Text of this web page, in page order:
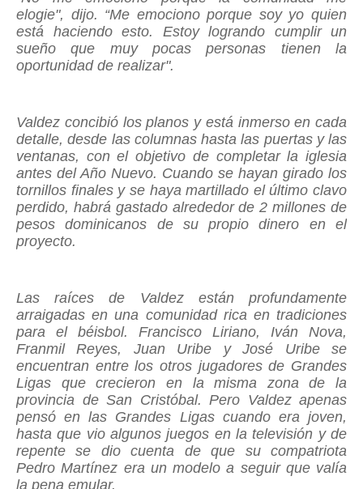
elogie", dijo. “Me emociono porque soy yo quien
está haciendo esto. Estoy logrando cumplir un
sueño que muy pocas personas tienen la
oportunidad de realizar".
Valdez concibió los planos y está inmerso en cada
detalle, desde las columnas hasta las puertas y las
ventanas, con el objetivo de completar la iglesia
antes del Año Nuevo. Cuando se hayan girado los
tornillos finales y se haya martillado el último clavo
perdido, habrá gastado alrededor de 2 millones de
pesos dominicanos de su propio dinero en el
proyecto.
Las raíces de Valdez están profundamente
arraigadas en una comunidad rica en tradiciones
para el béisbol. Francisco Liriano, Iván Nova,
Franmil Reyes, Juan Uribe y José Uribe se
encuentran entre los otros jugadores de Grandes
Ligas que crecieron en la misma zona de la
provincia de San Cristóbal. Pero Valdez apenas
pensó en las Grandes Ligas cuando era joven,
hasta que vio algunos juegos en la televisión y de
repente se dio cuenta de que su compatriota
Pedro Martínez era un modelo a seguir que valía
la pena emular.